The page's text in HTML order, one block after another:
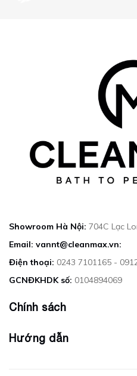
Showroom Hà Nội: 704C Lạc
Email: vannt@cleanmax.vn:
Điện thoại: 0243 7101165 -
GCNĐKHDK số: 0104894069
Chính sách
Hướng dẫn